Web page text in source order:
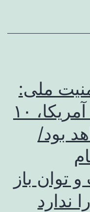
ملی:
پاسخ به هر حمله آمریکا، ۱۰
بود/
توان باز
ندارد